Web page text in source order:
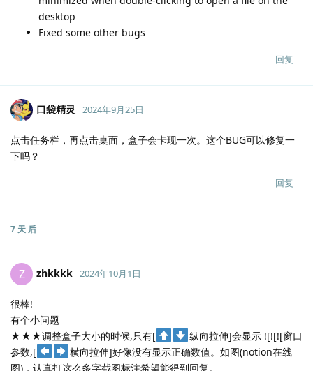
desktop
Fixed some other bugs
回复
口袋精灵 2024年9月25日
点击任务栏，再点击桌面，盒子会卡现一次。这个BUG可以修复一
下吗？
回复
7 天 后
Z zhkkkk 2024年10月1日
很棒!
有个小问题
★★★调整盒子大小的时候,只有[
纵向拉伸]会显示 ![![![窗口
参数,[
横向拉伸]好像没有显示正确数值。如图(notion在线
图)，认真打这么多字截图标注希望能得到回复。